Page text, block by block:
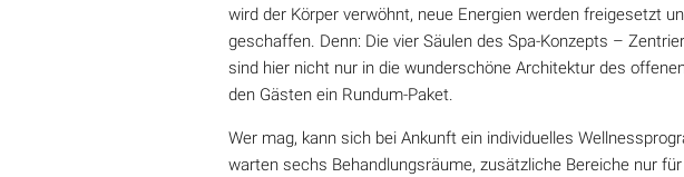
wird der Körper verwöhnt, neue Energien werden freigesetzt
geschaffen. Denn: Die vier Säulen des Spa-Konzepts –
sind hier nicht nur in die wunderschöne Architektur des
den Gästen ein Rundum-Paket.
Wer mag, kann sich bei Ankunft ein individuelles
warten sechs Behandlungsräume, zusätzliche Bereiche nur